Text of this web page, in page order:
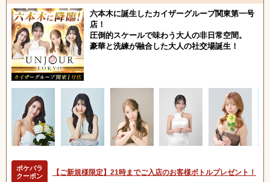
六本木に誕生したカイザーグループ関東第一号
店！
圧倒的スケールで味わう大人の非日常空間。
豪華と洗練が融合した大人の社交場誕生！
ポケパラ
クーポン
【ご新規様限定】21時までご入店のお客様ボトルプレゼント！